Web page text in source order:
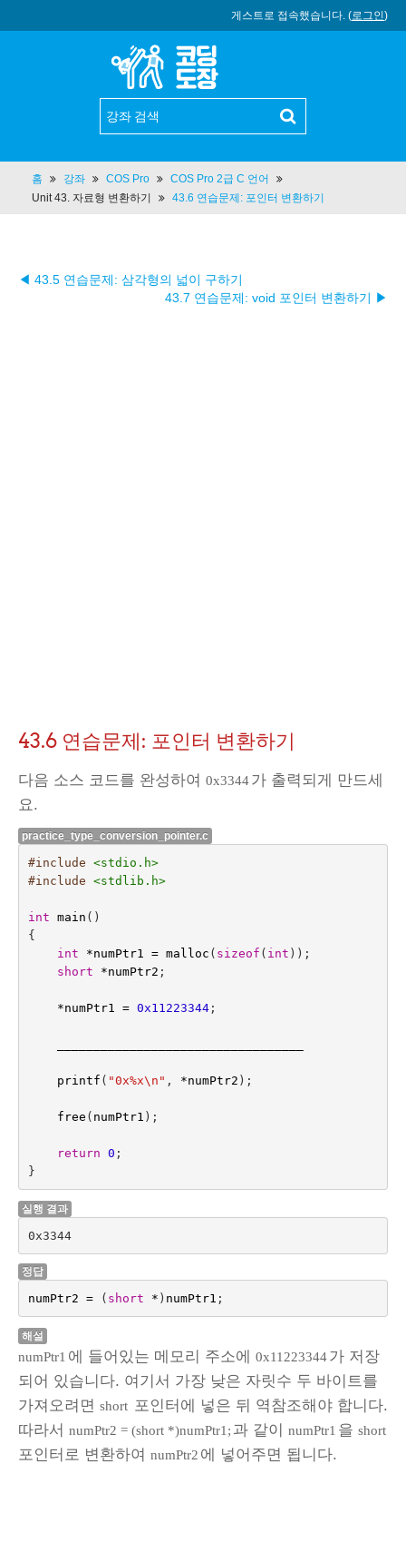
게스트로 접속했습니다. (로그인)
홈 강좌 COS Pro
COS Pro 2급 C 언어
Unit 43. 자료형 변환하기
43.6 연습문제: 포인터 변환하기
◀ 43.5 연습문제: 삼각형의 넓이 구하기
43.7 연습문제: void 포인터 변환하기 ▶︎
43.6 연습문제: 포인터 변환하기
다음 소스 코드를 완성하여 0x3344가 출력되게 만드세
요.
practice_type_conversion_pointer.c
#include <stdio.h>
#include <stdlib.h>
int main ()
{
int
*numPtr1 = malloc ( sizeof ( int ));
short
*numPtr2 ;
*numPtr1 = 0x11223344;
printf ( "0x%x\n " , *numPtr2 );
free ( numPtr1 );
return 0 ;
}
실행 결과
0x3344
정답
numPtr2 = ( short * ) numPtr1 ;
해설
numPtr1 에 들어있는 메모리 주소에 0x11223344가 저장
되어 있습니다. 여기서 가장 낮은 자릿수 두 바이트를
가져오려면 short 포인터에 넣은 뒤 역참조해야 합니다.
따라서 numPtr2 = (short *)numPtr1; 과 같이 numPtr1 을 short
포인터로 변환하여 numPtr2 에 넣어주면 됩니다.